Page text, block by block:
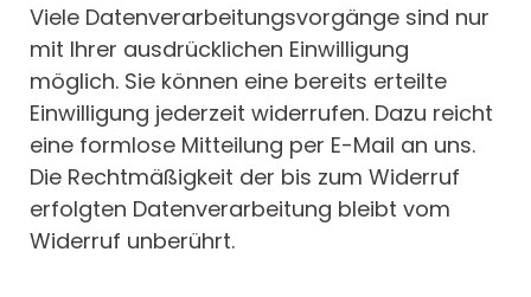
Viele Datenverarbeitungsvorgänge sind nur
mit Ihrer ausdrücklichen Einwilligung
möglich. Sie können eine bereits erteilte
Einwilligung jederzeit widerrufen. Dazu reicht
eine formlose Mitteilung per E-Mail an uns.
Die Rechtmäßigkeit der bis zum Widerruf
erfolgten Datenverarbeitung bleibt vom
Widerruf unberührt.